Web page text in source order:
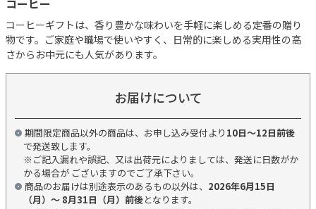
コーヒーギフトは、香り豊かな味わいを手軽に楽しめる定番の贈り
物です。ご家庭や職場で使いやすく、日常的に楽しめる実用性の高
さからお中元にも人気があります。
お届けについて
期間限定商品以外の商品は、お申し込み受付より 10日～12日前後
で発送致します。
※ご記入漏れや誤記、又は出荷元によりましては、発送に日数がか
かる場合が ございますのでご了承下さい。
商品のお届けは別途表示のあるもの以外は、 2026年6月15日
（月）～ 8月31日（月）前後となります。